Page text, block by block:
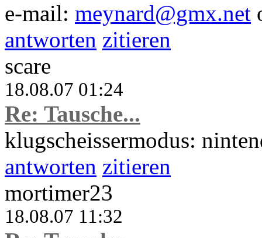
e-mail: meynard@gmx.net
antworten zitieren
scare
18.08.07 01:24
Re: Tausche...
klugscheissermodus:
antworten zitieren
mortimer23
18.08.07 11:32